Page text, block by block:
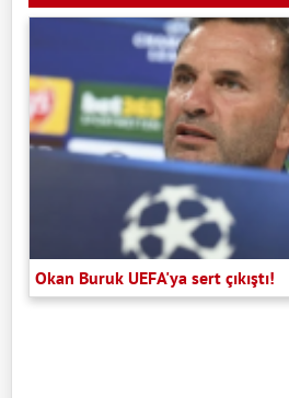
Okan Buruk UEFA'ya sert çıkıştı!